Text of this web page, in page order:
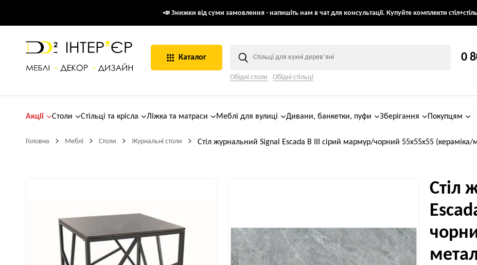
📣 Знижки від суми замовлення - напишіть нам в чат для консультації. Купуйте комплекти
Каталог
Обідні столи Обідні стільці
0
Акції Столи Стільці та крісла Ліжка та матраси Меблі для вулиці Дивани, банкетки, пуфи Зберігання Покупцям
Головна Меблі Столи Журнальні столи Стіл журнальний Signal Escada B III сірий мармур/чорний 55х55х55 (кераміка/
Стіл